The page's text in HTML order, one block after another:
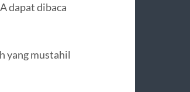
dapat dibaca
yang mustahil